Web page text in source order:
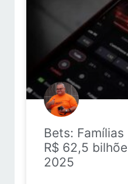
Bets:
R$ 62,5
2025